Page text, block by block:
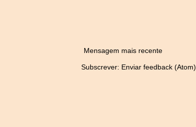
Mensagem mais recente
Subscrever: Enviar feedback (Atom)